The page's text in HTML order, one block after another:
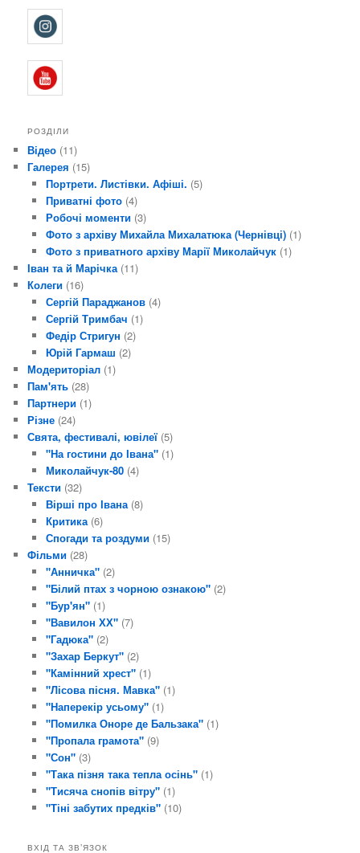
РОЗДІЛИ
Відео (11)
Галерея (15)
Портрети. Листівки. Афіші. (5)
Приватні фото(4)
Робочі моменти(3)
Фото з архіву Михайла Михалатюка (Чернівці)(1)
Фото з приватного архіву Марії Миколайчук(1)
Іван та й Марічка(11)
Колеги (16)
Сергій Параджанов(4)
Сергій Тримбач (1)
Федір Стригун (2)
Юрій Гармаш (2)
Модериторіал (1)
Пам'ять (28)
Партнери (1)
Різне (24)
Свята, фестивалі, ювілеї (5)
"На гостини до Івана"(1)
Миколайчук-80(4)
Тексти (32)
Вірші про Івана(8)
Критика(6)
Спогади та роздуми(15)
Фільми (28)
"Анничка"(2)
"Білий птах з чорною ознакою"(2)
"Бур'ян"(1)
"Вавилон ХХ"(7)
"Гадюка"(2)
"Захар Беркут"(2)
"Камінний хрест"(1)
"Лісова пісня. Мавка"(1)
"Наперекір усьому"(1)
"Помилка Оноре де Бальзака"(1)
"Пропала грамота"(9)
"Сон"(3)
"Така пізня така тепла осінь"(1)
"Тисяча снопів вітру"(1)
"Тіні забутих предків"(10)
ВХІД ТА ЗВ’ЯЗОК